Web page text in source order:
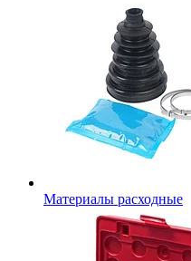
Материалы расходные